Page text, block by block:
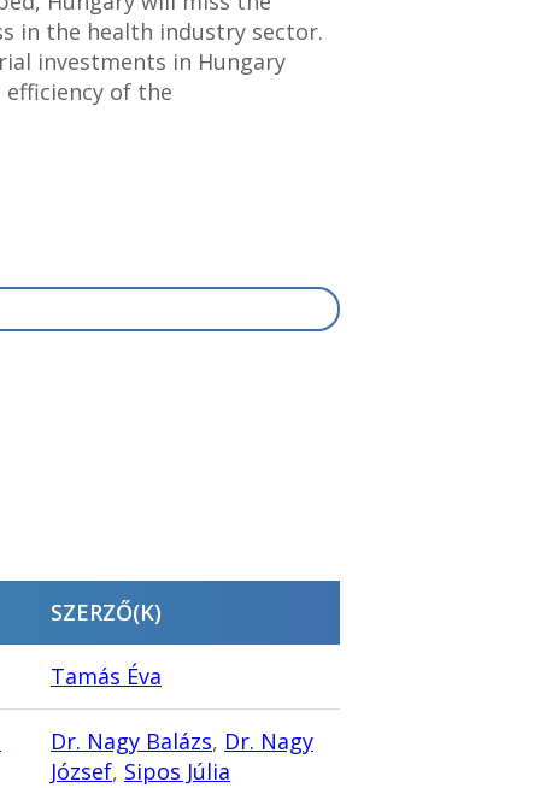
in the health industry sector.
investments in Hungary
of the
SZERZŐ(K)
Tamás Éva
Dr. Nagy Balázs, Dr. Nagy
József, Sipos Júlia